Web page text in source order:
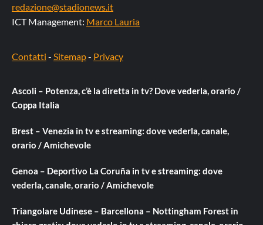
redazione@stadionews.it
ICT Management: Marco Lauria
Contatti - Sitemap- Privacy
Ascoli – Potenza, c’è la diretta in tv? Dove vederla, orario /
Coppa Italia
Brest – Venezia in tv e streaming: dove vederla, canale,
orario / Amichevole
Genoa – Deportivo La Coruña in tv e streaming: dove
vederla, canale, orario / Amichevole
Triangolare Udinese – Barcellona – Nottingham Forest in